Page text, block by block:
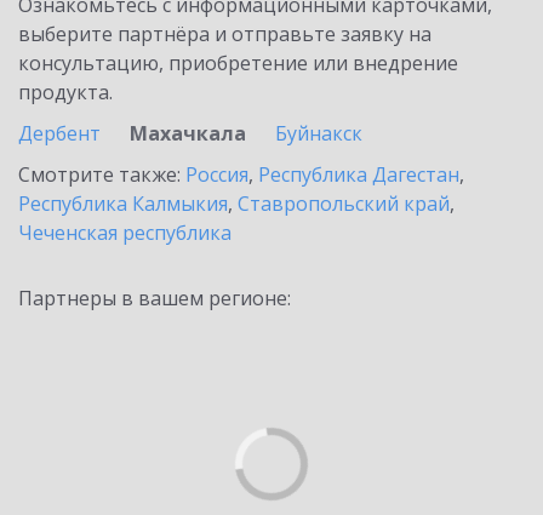
выберите партнёра и отправьте заявку на
консультацию, приобретение или внедрение
продукта.
Дербент
Махачкала
Буйнакск
Смотрите также: Россия, Республика Дагестан,
Республика Калмыкия, Ставропольский край,
Чеченская республика
Партнеры в вашем регионе: